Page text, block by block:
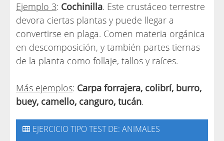
Ejemplo 3: Cochinilla. Este crustáceo terrestre
devora ciertas plantas y puede llegar a
convertirse en plaga. Comen materia orgánica
en descomposición, y también partes tiernas
de la planta como follaje, tallos y raíces.
Más ejemplos: Carpa forrajera, colibrí, burro,
buey, camello, canguro, tucán.
EJERCICIO TIPO TEST DE: ANIMALES